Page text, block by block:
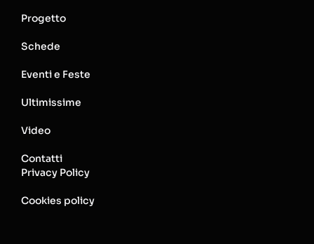
Progetto
Schede
Eventi e Feste
Ultimissime
Video
Contatti
Privacy Policy
Cookies policy